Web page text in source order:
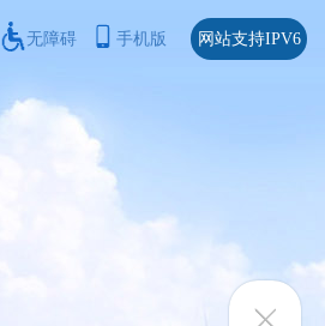
无障碍 手机版 网站支持IPV6